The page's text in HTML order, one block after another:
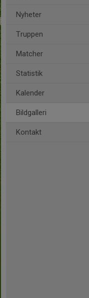
Nyheter
Truppen
Matcher
Statistik
Kalender
Bildgalleri
Kontakt